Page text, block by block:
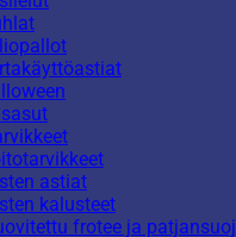
astiat
kalusteet
frotee ja